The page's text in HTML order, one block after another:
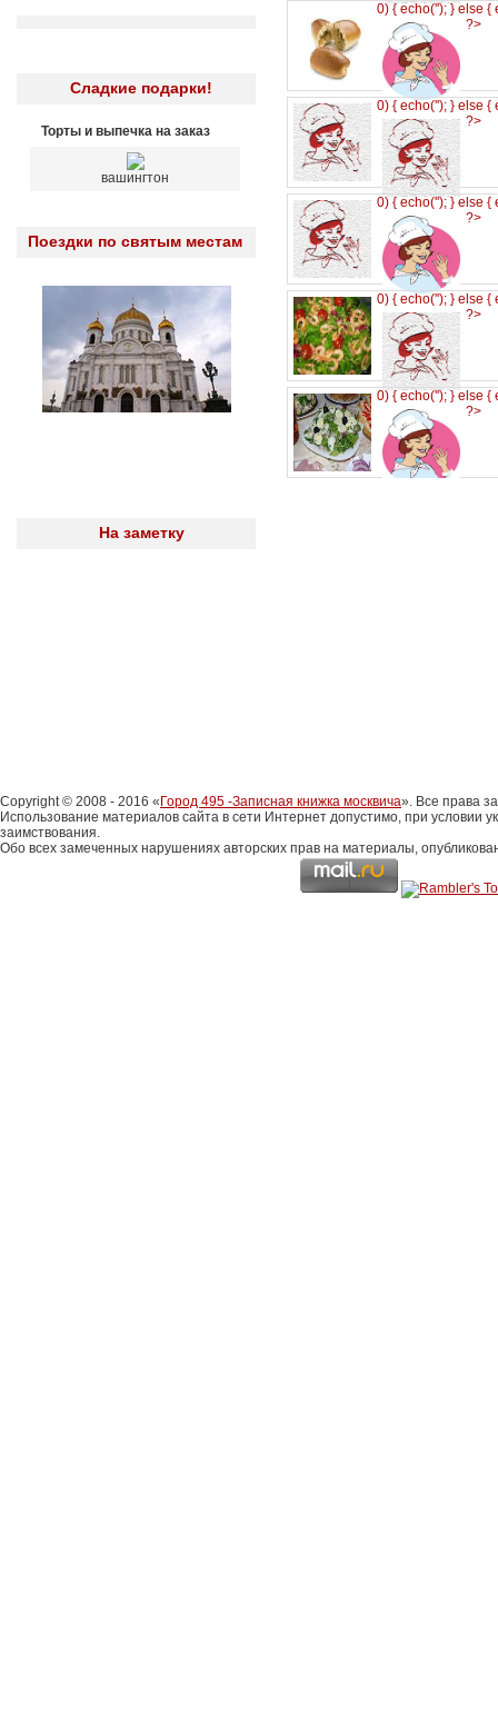
Сладкие подарки!
Торты и выпечка на заказ
вашингтон
Поездки по святым местам
На заметку
0) { echo(''); } else {
?>
0) { echo(''); } else {
?>
0) { echo(''); } else {
?>
0) { echo(''); } else {
?>
0) { echo(''); } else {
?>
Copyright © 2008 - 2016 « Город 495 -Записная книжка москвича». Все права
Использование материалов сайта в сети Интернет допустимо, при условии
заимствования.
Обо всех замеченных нарушениях авторских прав на материалы,